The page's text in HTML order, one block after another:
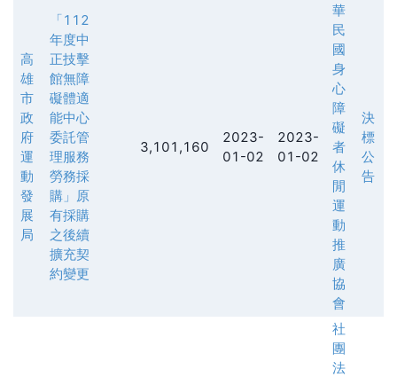
高
雄
市
政
府
運
動
發
展
局
「112
年度中
正技擊
館無障
礙體適
能中心
委託管
理服務
勞務採
購」原
有採購
之後續
擴充契
約變更
3,101,160
2023-
01-02
2023-
01-02
華
民
國
身
心
障
礙
者
休
閒
運
動
推
廣
協
會
決
標
公
告
社
團
法